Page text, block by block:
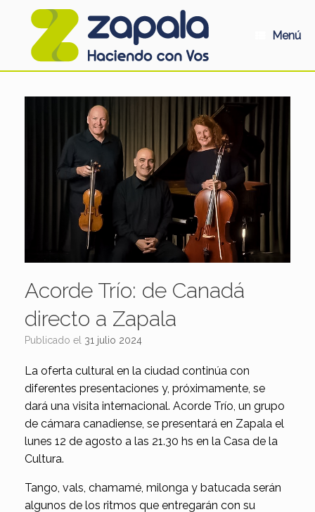
Menú
Acorde Trío: de Canadá
directo a Zapala
Publicado el 31 julio 2024
La oferta cultural en la ciudad continúa con
diferentes presentaciones y, próximamente, se
dará una visita internacional. Acorde Trío, un grupo
de cámara canadiense, se presentará en Zapala el
lunes 12 de agosto a las 21.30 hs en la Casa de la
Cultura.
Tango, vals, chamamé, milonga y batucada serán
algunos de los ritmos que entregarán con su